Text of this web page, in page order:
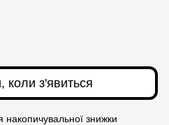
коли з'явиться
накопичувальної знижки